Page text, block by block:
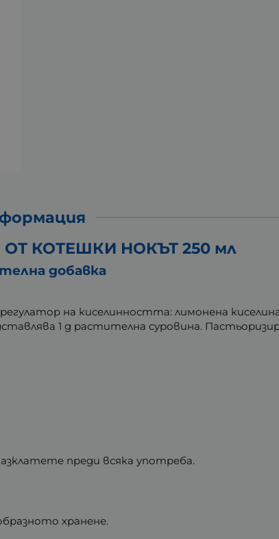
КОТЕШКИ НОКЪТ 250 мл
добавка
на киселинността: лимонена
1 g растителна суровина.
преди всяка употреба.
хранене.